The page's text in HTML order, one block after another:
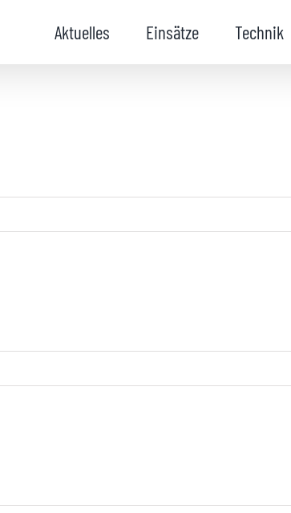
Aktuelles Einsätze Technik